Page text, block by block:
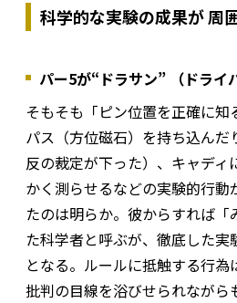
科学的な実験の成果が 周
パー5が“ドラサン” （ドライ
そもそも「ピン位置を正確に知
パス（方位磁石）を持ち込ん
反の裁定が下った）、キャディ
かく測らせるなどの実験的行動
たのは明らか。彼からすれば
た科学者と呼ぶが、徹底した実
となる。ルールに抵触する行為
批判の目線を浴びせられながら